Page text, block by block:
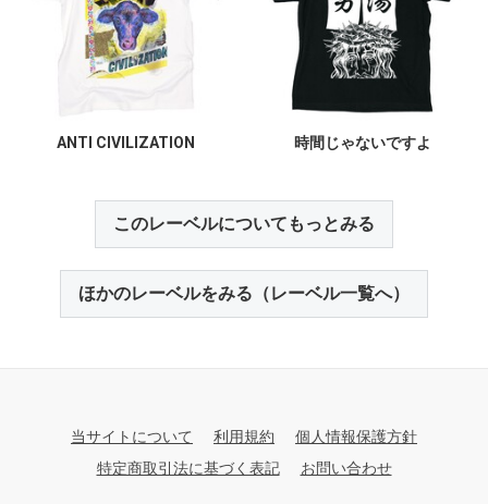
ANTI CIVILIZATION 時間じゃないですよ
このレーベルについてもっとみる
ほかのレーベルをみる（レーベル一覧へ）
当サイトについて 利用規約
個人情報保護方針
特定商取引法に基づく表記
お問い合わせ